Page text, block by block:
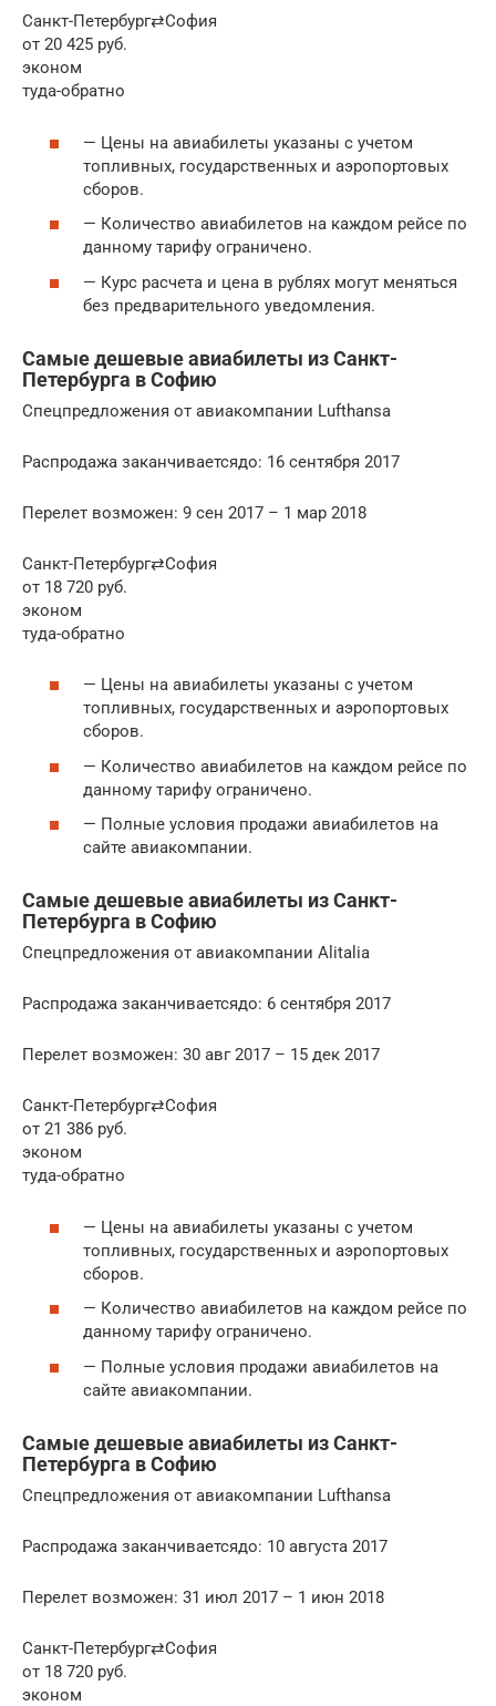
Санкт-Петербург⇄София
от 20 425 руб.
эконом
туда-обратно
— Цены на авиабилеты указаны с учетом
топливных, государственных и аэропортовых
сборов.
— Количество авиабилетов на каждом рейсе по
данному тарифу ограничено.
— Курс расчета и цена в рублях могут меняться
без предварительного уведомления.
Самые дешевые авиабилеты из Санкт-
Петербурга в Софию
Спецпредложения от авиакомпании Lufthansa
Распродажа заканчиваетсядо: 16 сентября 2017
Перелет возможен: 9 сен 2017 – 1 мар 2018
Санкт-Петербург⇄София
от 18 720 руб.
эконом
туда-обратно
— Цены на авиабилеты указаны с учетом
топливных, государственных и аэропортовых
сборов.
— Количество авиабилетов на каждом рейсе по
данному тарифу ограничено.
— Полные условия продажи авиабилетов на
сайте авиакомпании.
Самые дешевые авиабилеты из Санкт-
Петербурга в Софию
Спецпредложения от авиакомпании Alitalia
Распродажа заканчиваетсядо: 6 сентября 2017
Перелет возможен: 30 авг 2017 – 15 дек 2017
Санкт-Петербург⇄София
от 21 386 руб.
эконом
туда-обратно
— Цены на авиабилеты указаны с учетом
топливных, государственных и аэропортовых
сборов.
— Количество авиабилетов на каждом рейсе по
данному тарифу ограничено.
— Полные условия продажи авиабилетов на
сайте авиакомпании.
Самые дешевые авиабилеты из Санкт-
Петербурга в Софию
Спецпредложения от авиакомпании Lufthansa
Распродажа заканчиваетсядо: 10 августа 2017
Перелет возможен: 31 июл 2017 – 1 июн 2018
Санкт-Петербург⇄София
от 18 720 руб.
эконом